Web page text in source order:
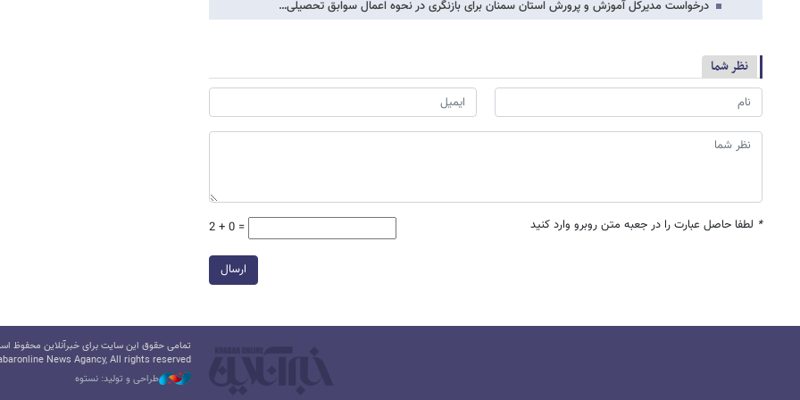
درخواست مدیرکل آموزش و پرورش استان سمنان برای بازنگری در نحوه اعمال سوابق تحصیلی…
نظر شما
* لطفا حاصل عبارت را در جعبه متن روبرو وارد کنید 2 + 0 =
ارسال
تمامی حقوق این سایت برای خبرآنلاین محفوظ
News Agancy, All rights reserved
طراحی و تولید: نستوه